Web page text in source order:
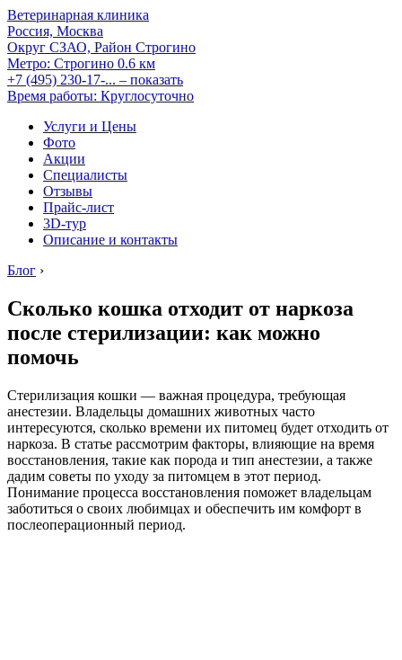
Ветеринарная клиника
Россия, Москва
Округ СЗАО, Район Строгино
Метро: Строгино 0.6 км
+7 (495) 230-17-... – показать
Время работы: Круглосуточно
Услуги и Цены
Фото
Акции
Специалисты
Отзывы
Прайс-лист
3D-тур
Описание и контакты
Блог ›
Сколько кошка отходит от наркоза
после стерилизации: как можно
помочь
Стерилизация кошки — важная процедура, требующая
анестезии. Владельцы домашних животных часто
интересуются, сколько времени их питомец будет отходить от
наркоза. В статье рассмотрим факторы, влияющие на время
восстановления, такие как порода и тип анестезии, а также
дадим советы по уходу за питомцем в этот период.
Понимание процесса восстановления поможет владельцам
заботиться о своих любимцах и обеспечить им комфорт в
послеоперационный период.